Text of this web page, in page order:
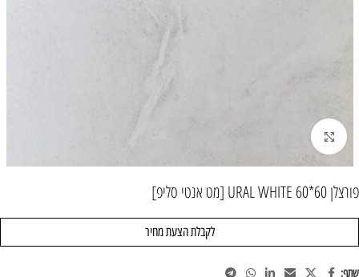
הגדל/י תמונה
פורצלן URAL WHITE 60*60 [מט אנטי סליפ]
לקבלת הצעת מחיר
שתף: